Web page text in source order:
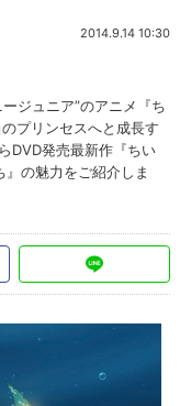
2014.9.14 10:30
ジュニア”のアニメ『ち
プリンセスへと成長す
DVD発売最新作『ちい
の魅力をご紹介しま